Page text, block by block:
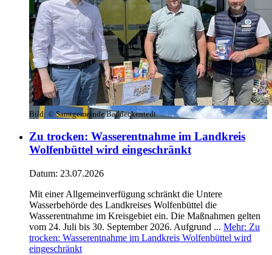
Bild: © Samtgemeinde Baddeckentedt
Zu trocken: Wasserentnahme im Landkreis
Wolfenbüttel wird eingeschränkt
Datum: 23.07.2026
Mit einer Allgemeinverfügung schränkt die Untere
Wasserbehörde des Landkreises Wolfenbüttel die
Wasserentnahme im Kreisgebiet ein. Die Maßnahmen gelten
vom 24. Juli bis 30. September 2026. Aufgrund ... Mehr: Zu
trocken: Wasserentnahme im Landkreis Wolfenbüttel wird
eingeschränkt